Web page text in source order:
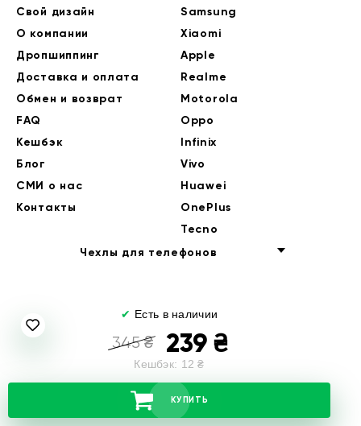
✔ Есть в наличии
345₴ 239 ₴
Кешбэк: 12 ₴
КУПИТЬ
Свой дизайн
О компании
Дропшиппинг
Доставка и оплата
Обмен и возврат
FAQ
Кешбэк
Блог
СМИ о нас
Контакты
Samsung
Xiaomi
Apple
Realme
Motorola
Oppo
Infinix
Vivo
Huawei
OnePlus
Tecno
Чехлы для телефонов
© 2014-2026 EndorPhone